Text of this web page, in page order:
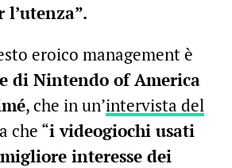
l’utenza”.
eroico management è
di Nintendo of America
, che in un’intervista del
che “i videogiochi usati
interesse dei